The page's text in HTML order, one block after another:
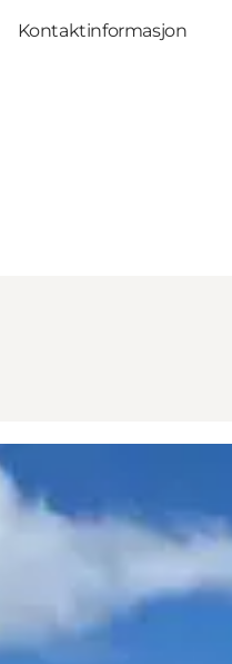
Kontaktinformasjon